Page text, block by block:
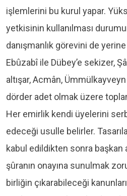
işlemlerini bu kurul yapar.
yetkisinin kullanılması
danışmanlık görevini de
Ebûzabî ile Dübey’e sekizer,
altışar, Acmân,
dörder adet olmak üzere
Her emirlik kendi üyelerini
edeceği usulle belirler.
kabul edildikten sonra başkan
şûranın onayına sunulmak
birliğin çıkarabileceği